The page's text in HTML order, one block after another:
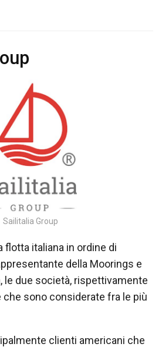
Sailitalia Group
flotta italiana in ordine di
della Moorings e
le due società, rispettivamente
che sono considerate fra le più
clienti americani che